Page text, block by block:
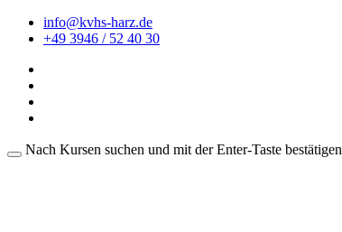
info@kvhs-harz.de
+49 3946 / 52 40 30
Nach Kursen suchen und mit der Enter-Taste bestätigen